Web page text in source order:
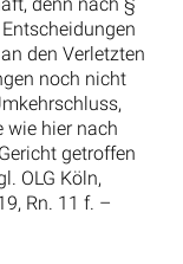
den Verletzten
noch nicht
wie hier nach
getroffen
OLG Köln,
Rn. 11 f. –